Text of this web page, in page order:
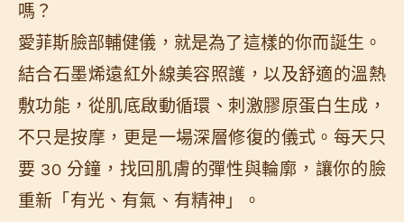
嗎？
愛菲斯臉部輔健儀，就是為了這樣的你而誕生。
結合石墨烯遠紅外線美容照護，以及舒適的溫熱
敷功能，從肌底啟動循環、刺激膠原蛋白生成，
不只是按摩，更是一場深層修復的儀式。每天只
要 30 分鐘，找回肌膚的彈性與輪廓，讓你的臉
重新「有光、有氣、有精神」。